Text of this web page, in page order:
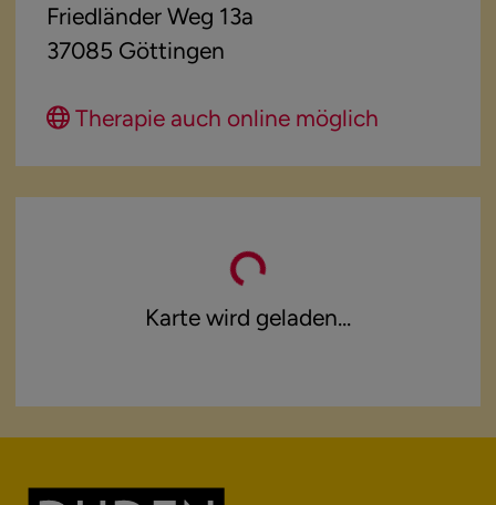
Friedländer Weg 13a
37085 Göttingen
Karte wird geladen...